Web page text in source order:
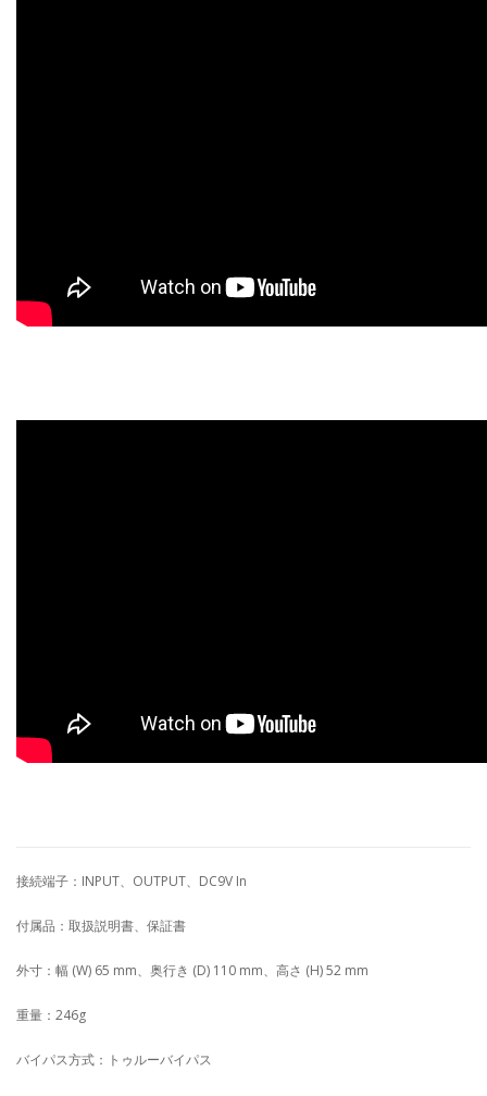
接続端子：INPUT、OUTPUT、DC9V In
付属品：取扱説明書、保証書
外寸：幅 (W) 65 mm、奥行き (D) 110 mm、高さ (H) 52 mm
重量：246g
バイパス方式：トゥルーバイパス